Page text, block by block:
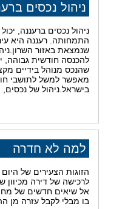
ניהול נכסים
ניהול נכסים ברעננה,
שנמצאת באזור
להכנסה חודשית גבוהה,
שהנכס מנוהל בידיים
מאפשר למשל לתושבי
בישראל.ניהול של נכסים,
למה לא חדרה
הזוגות הצעירים של
לרכישה של דירה מכיוון
אל שיאים חדשים של
בו מבלי לקבל עזרה מן